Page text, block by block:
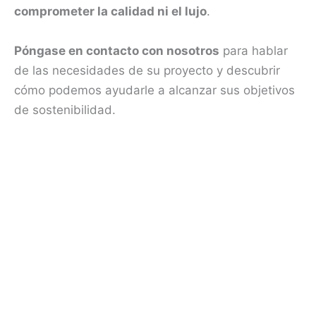
comprometer la calidad ni el lujo.
Póngase en contacto con nosotros para hablar
de las necesidades de su proyecto y descubrir
cómo podemos ayudarle a alcanzar sus objetivos
de sostenibilidad.